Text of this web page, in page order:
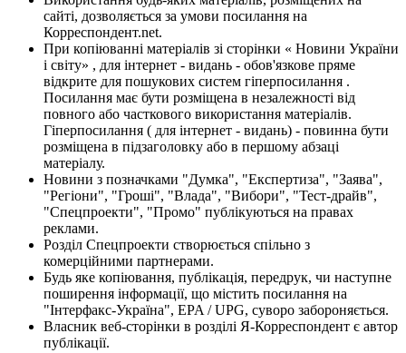
сайті, дозволяється за умови посилання на
Корреспондент.net.
При копіюванні матеріалів зі сторінки « Новини України
і світу» , для інтернет - видань - обов'язкове пряме
відкрите для пошукових систем гіперпосилання .
Посилання має бути розміщена в незалежності від
повного або часткового використання матеріалів.
Гіперпосилання ( для інтернет - видань) - повинна бути
розміщена в підзаголовку або в першому абзаці
матеріалу.
Новини з позначками "Думка", "Експертиза", "Заява",
"Регіони", "Гроші", "Влада", "Вибори", "Тест-драйв",
"Спецпроекти", "Промо" публікуються на правах
реклами.
Розділ Спецпроекти створюється спільно з
комерційними партнерами.
Будь яке копіювання, публікація, передрук, чи наступне
поширення інформації, що містить посилання на
"Інтерфакс-Україна", EPA / UPG, суворо забороняється.
Власник веб-сторінки в розділі Я-Корреспондент є автор
публікації.